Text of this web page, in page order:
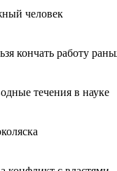
человек
кончать работу
течения в науке